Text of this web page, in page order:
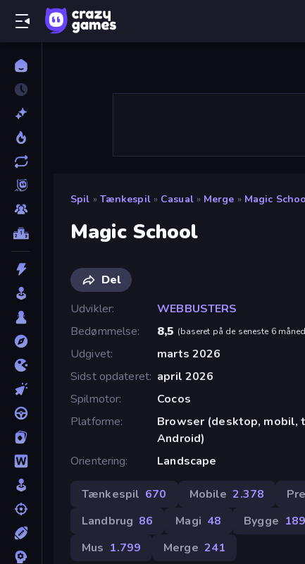
Spil » Tænkespil » Casual » Merge » Magic
Magic School
Del
Udvikler
WEBBUSTERS
Bedømmelse
8,5 (baseret på de seneste 6
Udgivet
marts 2026
Sidst opdateret april 2026
Spilmotor
Cocos
Platforme
Browser (desktop, mobil,
Android)
Orientering
Landscape
Tænkespil 670 Mobile 2.378
Landbrug 86 Magi 48 Bygge 189
Mus 1.799 Merge 241